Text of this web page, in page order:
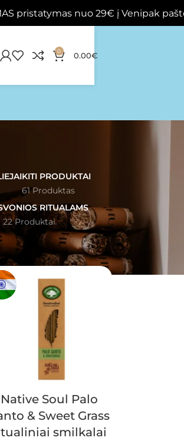
nuo 29€ į Venipak paštomatus
0 0.00€
KITI PRODUKTAI
61 Produktas
VONIOS RITUALAMS
22 Produktai
Native Soul Palo
& Sweet Grass
smilkalai